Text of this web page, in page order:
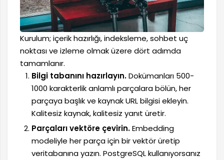
Kurulum; içerik hazırlığı, indeksleme, sohbet uç
noktası ve izleme olmak üzere dört adımda
tamamlanır.
Bilgi tabanını hazırlayın.Dokümanları 500-
1000 karakterlik anlamlı parçalara bölün, her
parçaya başlık ve kaynak URL bilgisi ekleyin.
Kalitesiz kaynak, kalitesiz yanıt üretir.
Parçaları vektöre çevirin.Embedding
modeliyle her parça için bir vektör üretip
veritabanına yazın. PostgreSQL kullanıyorsanız